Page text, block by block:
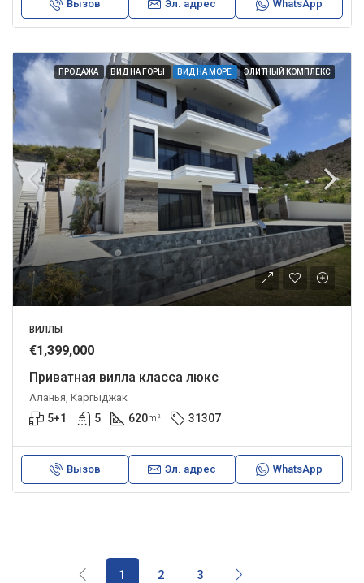
Вызов Эл. адрес WhatsApp
ПРОДАЖА ВИД НА ГОРЫ ВИД НА МОРЕ ЭЛИТНЫЙ КОМПЛЕКС
ВИЛЛЫ
€1,399,000
Приватная вилла класса люкс
Аланья, Каргыджак
5+1 5 620m² 31307
Вызов Эл. адрес WhatsApp
1 2 3